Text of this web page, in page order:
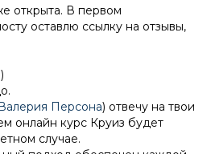
открыта. В первом
оставлю ссылку на отзывы,
Валерия Персона) отвечу на твои
онлайн курс Круиз будет
случае.